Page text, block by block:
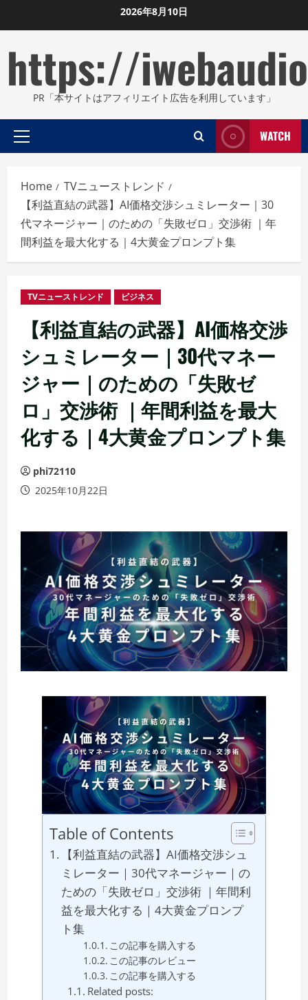
to
2026年8月10日
https://
PR「本サイトはアフィリエイト広告を利用しています」
Primary
WATCH
Home
TVニューストレンド
【利益直結の武器】AI価格交渉シュミレーター｜30
代マネージャー｜のための「失敗ゼロ」交渉術 ｜年
間利益を最大化する｜4大黄金プロンプト集
TVニューストレンド ビジネス
【利益直結の武器】AI価格交渉
シュミレーター｜30代マネー
ジャー｜のための「失敗ゼ
ロ」交渉術 ｜年間利益を最大
化する｜4大黄金プロンプト集
phi72110
2025年10月22日
Table of Contents
【利益直結の武器】AI価格交渉シュ
ミレーター｜30代マネージャー｜の
ための「失敗ゼロ」交渉術 ｜年間利
益を最大化する｜4大黄金プロンプ
ト集
この記事を購入する
この記事のレビュー
この記事を購入する
Related posts: